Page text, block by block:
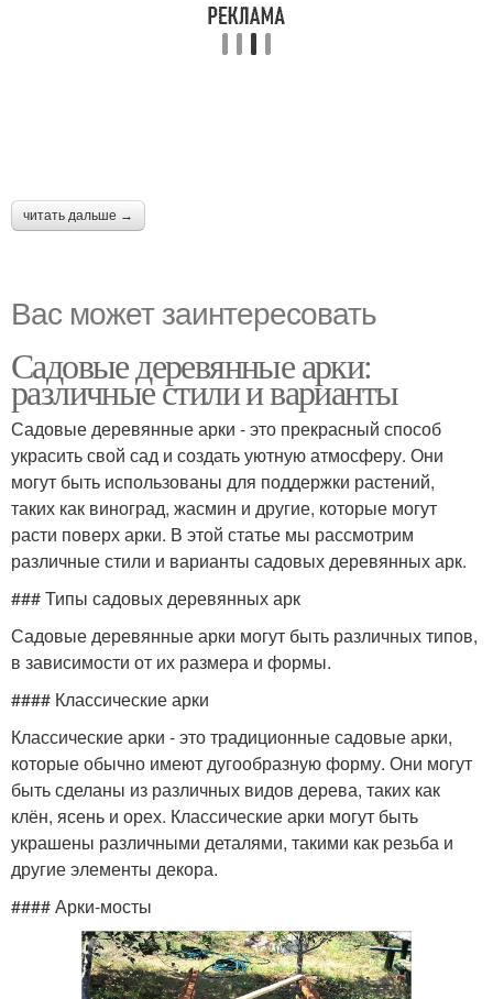
читать дальше →
Вас может заинтересовать
Садовые деревянные арки:
различные стили и варианты
Садовые деревянные арки - это прекрасный способ
украсить свой сад и создать уютную атмосферу. Они
могут быть использованы для поддержки растений,
таких как виноград, жасмин и другие, которые могут
расти поверх арки. В этой статье мы рассмотрим
различные стили и варианты садовых деревянных арк.
### Типы садовых деревянных арк
Садовые деревянные арки могут быть различных типов,
в зависимости от их размера и формы.
#### Классические арки
Классические арки - это традиционные садовые арки,
которые обычно имеют дугообразную форму. Они могут
быть сделаны из различных видов дерева, таких как
клён, ясень и орех. Классические арки могут быть
украшены различными деталями, такими как резьба и
другие элементы декора.
#### Арки-мосты